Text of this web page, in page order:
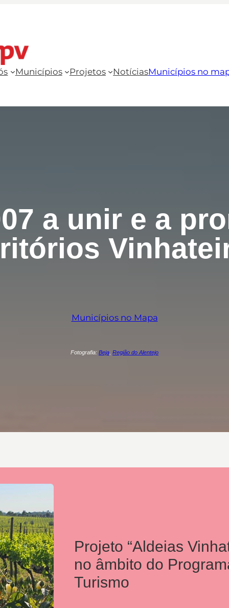
Municípios Projetos NotíciasMunicípios no
a unir e a
Municípios no Mapa
Fotografia: Beja Região do Alentejo
Projeto “Aldeias
no âmbito do
Turismo